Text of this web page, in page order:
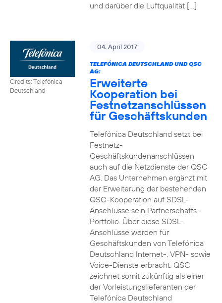
und darüber die Luftqualität […]
Credits: Telefónica
Deutschland
04. April 2017
TELEFÓNICA DEUTSCHLAND UND QSC
AG:
Erweiterte
Kooperation bei
Festnetzanschlüssen
für Geschäftskunden
Telefónica Deutschland setzt bei
Festnetz-
Geschäftskundenanschlüssen
auch auf die Netzdienste der QSC
AG. Das Unternehmen ergänzt mit
der Erweiterung der bestehenden
QSC-Kooperation auf SDSL-
Anschlüsse sein Partnerschafts-
Portfolio. Über diese SDSL-
Anschlüsse werden für
Geschäftskunden von Telefónica
Deutschland Internet-, VPN- sowie
Voice-Dienste erbracht. QSC
zeichnet somit zukünftig als einer
der Vorleistungslieferanten der
Telefónica Deutschland